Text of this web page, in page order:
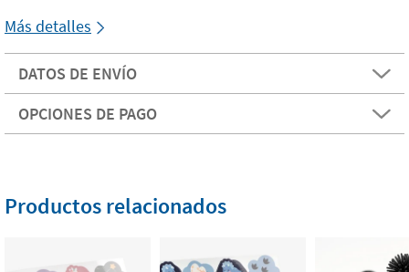
Más detalles
DATOS DE ENVÍO
OPCIONES DE PAGO
Productos relacionados